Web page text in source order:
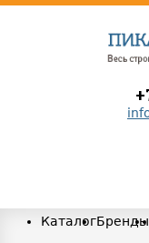
КаталогБренды